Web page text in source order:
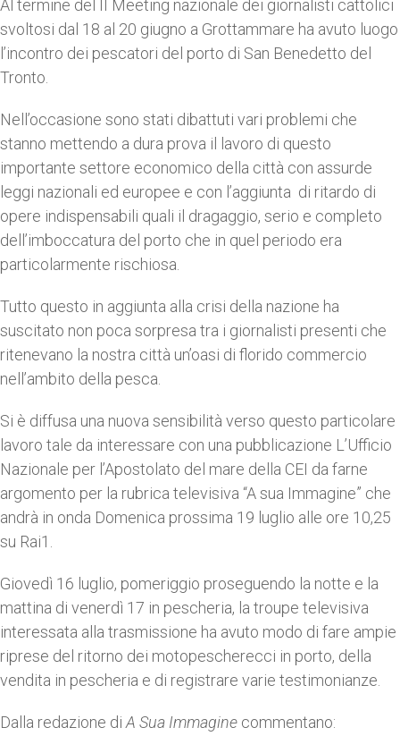
Al termine del II Meeting nazionale dei giornalisti cattolici
svoltosi dal 18 al 20 giugno a Grottammare ha avuto luogo
l’incontro dei pescatori del porto di San Benedetto del
Tronto.
Nell’occasione sono stati dibattuti vari problemi che
stanno mettendo a dura prova il lavoro di questo
importante settore economico della città con assurde
leggi nazionali ed europee e con l’aggiunta di ritardo di
opere indispensabili quali il dragaggio, serio e completo
dell’imboccatura del porto che in quel periodo era
particolarmente rischiosa.
Tutto questo in aggiunta alla crisi della nazione ha
suscitato non poca sorpresa tra i giornalisti presenti che
ritenevano la nostra città un’oasi di florido commercio
nell’ambito della pesca.
Si è diffusa una nuova sensibilità verso questo particolare
lavoro tale da interessare con una pubblicazione L’Ufficio
Nazionale per l’Apostolato del mare della CEI da farne
argomento per la rubrica televisiva “A sua Immagine” che
andrà in onda Domenica prossima 19 luglio alle ore 10,25
su Rai1.
Giovedì 16 luglio, pomeriggio proseguendo la notte e la
mattina di venerdì 17 in pescheria, la troupe televisiva
interessata alla trasmissione ha avuto modo di fare ampie
riprese del ritorno dei motopescherecci in porto, della
vendita in pescheria e di registrare varie testimonianze.
Dalla redazione di A Sua Immagine commentano: